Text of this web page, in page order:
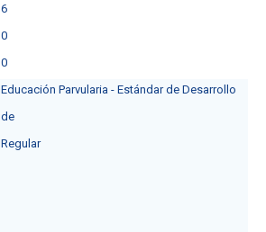
6
0
0
Educación Parvularia - Estándar de Desarrollo
de
Regular